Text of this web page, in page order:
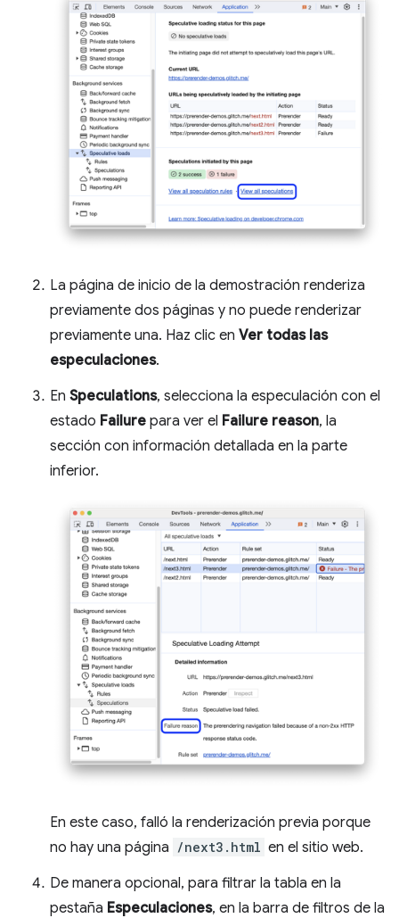
La página de inicio de la demostración renderiza
previamente dos páginas y no puede renderizar
previamente una. Haz clic en Ver todas las
especulaciones.
En Speculations, selecciona la especulación con el
estado Failure para ver el Failure reason, la
sección con información detallada en la parte
inferior.
En este caso, falló la renderización previa porque
no hay una página /next3.html en el sitio web.
De manera opcional, para filtrar la tabla en la
pestaña Especulaciones, en la barra de filtros de la